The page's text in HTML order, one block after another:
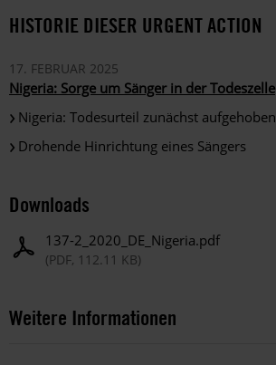
HISTORIE DIESER URGENT ACTION
17. FEBRUAR 2025
Nigeria: Sorge um Sänger in der Todeszelle
Nigeria: Todesurteil zunächst aufgehoben
Drohende Hinrichtung eines Sängers
Downloads
137-2_2020_DE_Nigeria.pdf
(PDF, 112.11 KB)
Weitere Informationen